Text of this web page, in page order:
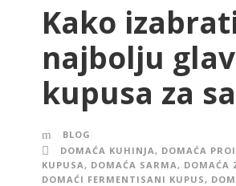
Kako
najbolju
kupusa za
BLOG
DOMAĆA KUHINJA , DOMAĆA
KUPUSA , DOMAĆA SARMA , DOMAĆA
DOMAĆI FERMENTISANI KUPUS ,